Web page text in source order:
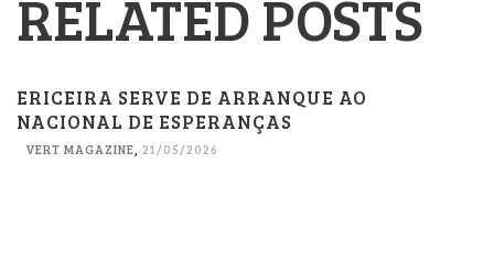
RELATED POSTS
ERICEIRA SERVE DE ARRANQUE AO
NACIONAL DE ESPERANÇAS
VERT MAGAZINE 21/05/2026